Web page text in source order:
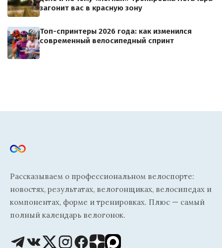
загонит вас в красную зону
Топ-спринтеры 2026 года: как изменился
современный велосипедный спринт
Рассказываем о профессиональном велоспорте:
новостях, результатах, велогонщиках, велосипедах и
компонентах, форме и тренировках. Плюс — самый
полный календарь велогонок.